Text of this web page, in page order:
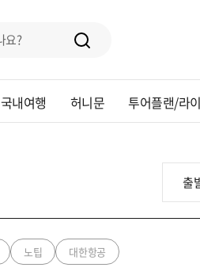
국내여행 허니문 투어플랜/라
노팁 대한항공